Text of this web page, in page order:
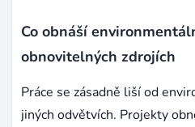
Co obnáší
obnovitelných zdrojích
Práce se zásadně liší od
jiných odvětvích. Projekty